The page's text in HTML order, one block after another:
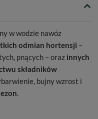
w wodzie nawóz
odmian hortensji –
pnących – oraz innych
składników
bujny wzrost i
.